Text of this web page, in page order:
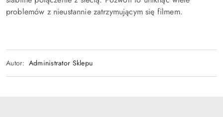
problemów z nieustannie zatrzymującym się filmem.
Autor: Administrator Sklepu